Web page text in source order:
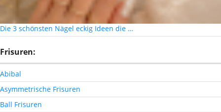
Die 3 schönsten Nägel eckig Ideen die …
Frisuren:
Abibal
Asymmetrische Frisuren
Ball Frisuren